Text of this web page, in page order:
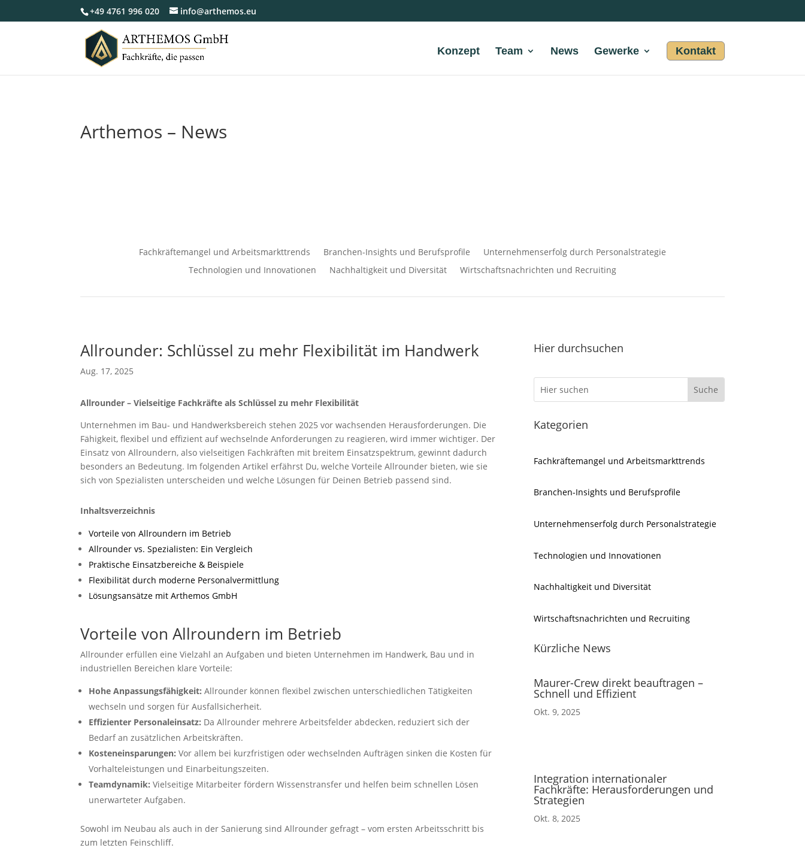
+49 4761 996 020 info@arthemos.eu
Konzept Team News Gewerke Kontakt
Arthemos – News
Fachkräftemangel und Arbeitsmarkttrends Branchen-Insights und Berufsprofile
Unternehmenserfolg durch Personalstrategie
Technologien und Innovationen
Nachhaltigkeit und Diversität Wirtschaftsnachrichten und Recruiting
Allrounder: Schlüssel zu mehr Flexibilität im Handwerk
Aug. 17, 2025
Allrounder – Vielseitige Fachkräfte als Schlüssel zu mehr Flexibilität
Unternehmen im Bau- und Handwerksbereich stehen 2025 vor wachsenden Herausforderungen. Die
Fähigkeit, flexibel und effizient auf wechselnde Anforderungen zu reagieren, wird immer wichtiger. Der
Einsatz von Allroundern, also vielseitigen Fachkräften mit breitem Einsatzspektrum, gewinnt dadurch
besonders an Bedeutung. Im folgenden Artikel erfährst Du, welche Vorteile Allrounder bieten, wie sie
sich von Spezialisten unterscheiden und welche Lösungen für Deinen Betrieb passend sind.
Inhaltsverzeichnis
Vorteile von Allroundern im Betrieb
Allrounder vs. Spezialisten: Ein Vergleich
Praktische Einsatzbereiche & Beispiele
Flexibilität durch moderne Personalvermittlung
Lösungsansätze mit Arthemos GmbH
Vorteile von Allroundern im Betrieb
Allrounder erfüllen eine Vielzahl an Aufgaben und bieten Unternehmen im Handwerk, Bau und in
industriellen Bereichen klare Vorteile:
Hohe Anpassungsfähigkeit: Allrounder können flexibel zwischen unterschiedlichen Tätigkeiten
wechseln und sorgen für Ausfallsicherheit.
Effizienter Personaleinsatz: Da Allrounder mehrere Arbeitsfelder abdecken, reduziert sich der
Bedarf an zusätzlichen Arbeitskräften.
Kosteneinsparungen: Vor allem bei kurzfristigen oder wechselnden Aufträgen sinken die Kosten für
Vorhalteleistungen und Einarbeitungszeiten.
Teamdynamik: Vielseitige Mitarbeiter fördern Wissenstransfer und helfen beim schnellen Lösen
unerwarteter Aufgaben.
Sowohl im Neubau als auch in der Sanierung sind Allrounder gefragt – vom ersten Arbeitsschritt bis
zum letzten Feinschliff.
Hier durchsuchen
Kategorien
Fachkräftemangel und Arbeitsmarkttrends
Branchen-Insights und Berufsprofile
Unternehmenserfolg durch Personalstrategie
Technologien und Innovationen
Nachhaltigkeit und Diversität
Wirtschaftsnachrichten und Recruiting
Kürzliche News
Maurer-Crew direkt beauftragen –
Schnell und Effizient
Okt. 9, 2025
Integration internationaler
Fachkräfte: Herausforderungen und
Strategien
Okt. 8, 2025